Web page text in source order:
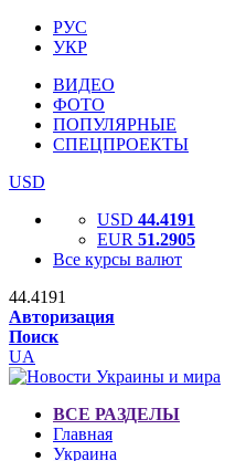
РУС
УКР
ВИДЕО
ФОТО
ПОПУЛЯРНЫЕ
СПЕЦПРОЕКТЫ
USD
USD 44.4191
EUR 51.2905
Все курсы валют
44.4191
Авторизация
Поиск
UA
ВСЕ РАЗДЕЛЫ
Главная
Украина